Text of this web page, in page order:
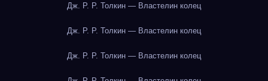
Дж. Р. Р. Толкин — Властелин колец
Дж. Р. Р. Толкин — Властелин колец
Дж. Р. Р. Толкин — Властелин колец